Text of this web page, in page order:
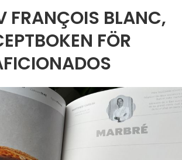
FRANÇOIS BLANC,
FÖR